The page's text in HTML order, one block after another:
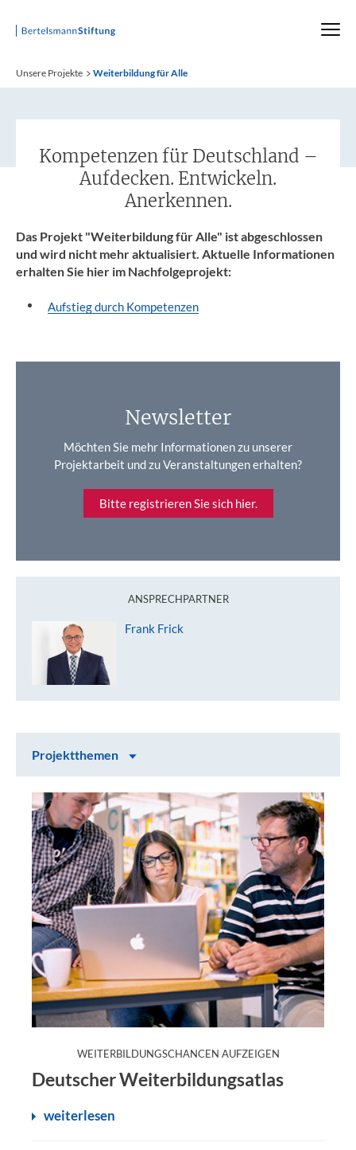
Startseite
Unsere Projekte Weiterbildung für Alle
Kompetenzen für Deutschland –
Aufdecken. Entwickeln.
Anerkennen.
Das Projekt "Weiterbildung für Alle" ist abgeschlossen
und wird nicht mehr aktualisiert. Aktuelle Informationen
erhalten Sie hier im Nachfolgeprojekt:
Aufstieg durch Kompetenzen
Newsletter
Möchten Sie mehr Informationen zu unserer
Projektarbeit und zu Veranstaltungen erhalten?
Bitte registrieren Sie sich hier.
ANSPRECHPARTNER
Frank Frick
Inhalt auswählen
Projektthemen
Projektthemen
WEITERBILDUNGSCHANCEN AUFZEIGEN:
Deutscher Weiterbildungsatlas
weiterlesen